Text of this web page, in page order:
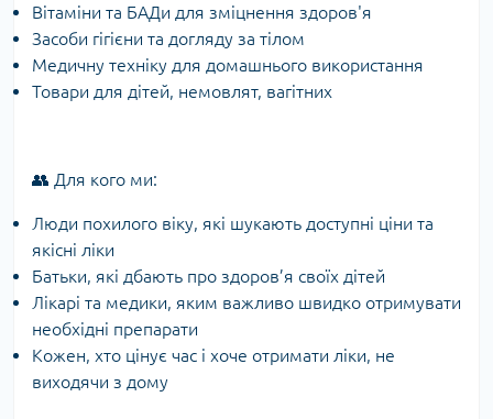
Вітаміни та БАДи для зміцнення здоров'я
Засоби гігієни та догляду за тілом
Медичну техніку для домашнього використання
Товари для дітей, немовлят, вагітних
👥 Для кого ми:
Люди похилого віку, які шукають доступні ціни та
якісні ліки
Батьки, які дбають про здоров’я своїх дітей
Лікарі та медики, яким важливо швидко отримувати
необхідні препарати
Кожен, хто цінує час і хоче отримати ліки, не
виходячи з дому